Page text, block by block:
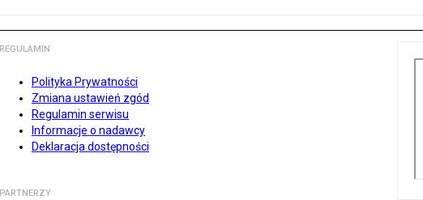
REGULAMIN
Polityka Prywatności
Zmiana ustawień zgód
Regulamin serwisu
Informacje o nadawcy
Deklaracja dostępności
PARTNERZY